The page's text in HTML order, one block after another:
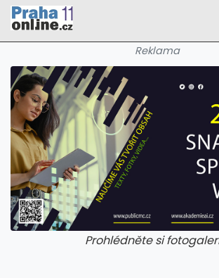
Reklama
Prohlédněte si